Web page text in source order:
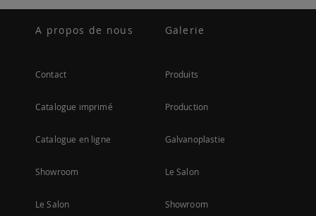
A propos de nous
Contact
Catalogue imprimé
Catalogue en ligne
Showroom
Le Salon
Galerie
Produits
Production
Galvanoplastie
Le Salon
Showroom